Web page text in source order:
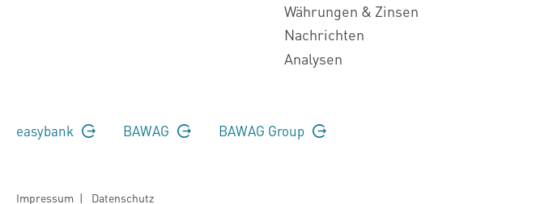
Währungen & Zinsen
Nachrichten
Analysen
easybank BAWAG BAWAG Group
Impressum | Datenschutz